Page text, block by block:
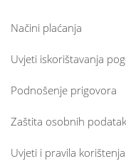
Načini plaćanja
Uvjeti iskorištavanja
Podnošenje prigovora
Zaštita osobnih
Uvjeti i pravila